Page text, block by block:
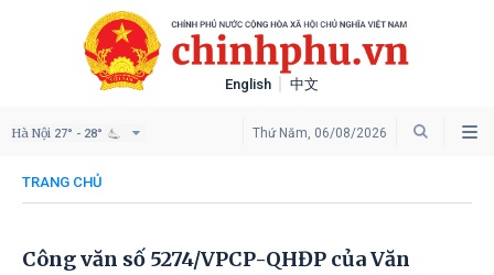
English 中文
Thứ Năm, 06/08/2026
Hà Nội 27° - 28°
TRANG CHỦ
Công văn số 5274/VPCP-QHĐP của Văn